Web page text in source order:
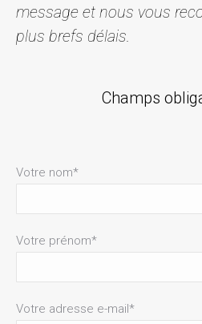
message et nous vous
plus brefs délais.
Champs
Votre nom*
Votre prénom*
Votre adresse e-mail*